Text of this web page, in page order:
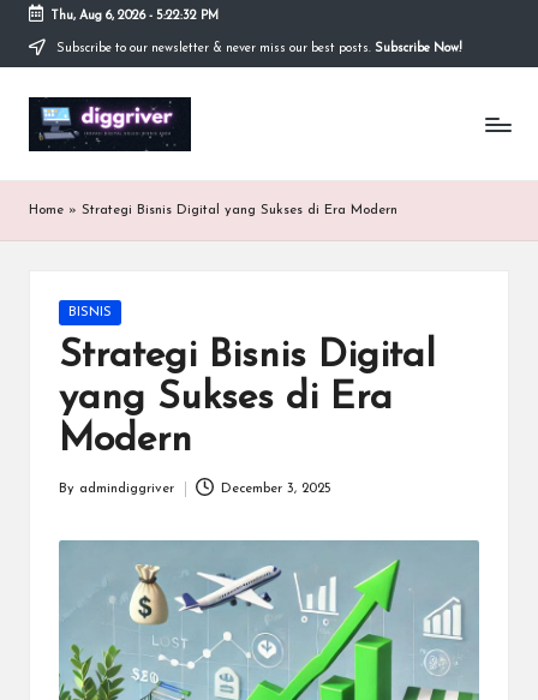
Skip
content
Thu, Aug 6, 2026- 5:22:33 PM
Subscribe to our newsletter & never miss our best posts. Subscribe Now!
Inovasi
Digital
Anda
Home » Strategi Bisnis Digital yang Sukses di Era Modern
Posted
BISNIS
Strategi Bisnis Digital
yang Sukses di Era
Modern
By admindiggriver December 3, 2025